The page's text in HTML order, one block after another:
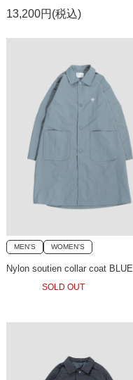
13,200円(税込)
MEN'S WOMEN'S
Nylon soutien collar coat BLUE
SOLD OUT